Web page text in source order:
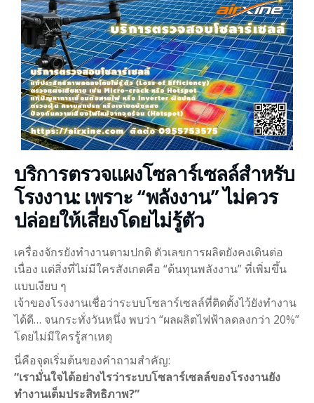
บริการตรวจแผงโซลาร์เซลล์สำหรับ
โรงงาน: เพราะ “พลังงาน” ไม่ควร
ปล่อยให้เสี่ยงโดยไม่รู้ตัว
เครื่องจักรยังทำงานตามปกติ ตัวเลขการผลิตยังคงเดินต่อ
เนื่อง แต่สิ่งที่ไม่มีใครสังเกตคือ “ต้นทุนพลังงาน” ที่เพิ่มขึ้น
แบบเงียบ ๆ
เจ้าของโรงงานเชื่อว่าระบบโซลาร์เซลล์ที่ติดตั้งไว้ยังทำงาน
ได้ดี… จนกระทั่งวันหนึ่ง พบว่า “ผลผลิตไฟฟ้าลดลงกว่า 20%”
โดยไม่มีใครรู้สาเหตุ
นี่คือจุดเริ่มต้นของคำถามสำคัญ:
“เรามั่นใจได้อย่างไรว่าระบบโซลาร์เซลล์ของโรงงานยัง
ทำงานเต็มประสิทธิภาพ?”